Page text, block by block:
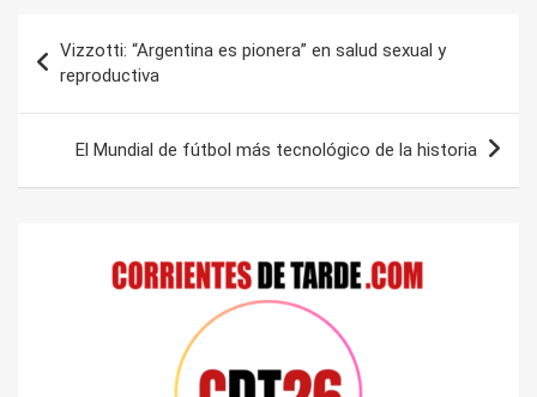
de
entradas
Vizzotti: “Argentina es pionera” en salud sexual y
reproductiva
El Mundial de fútbol más tecnológico de la historia